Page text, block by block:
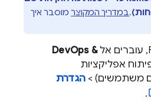
.במדריך המקוצרמוסבר איך
, עוברים אלDevOps &
אפליקציות
משתמשים) > הגדרת
.